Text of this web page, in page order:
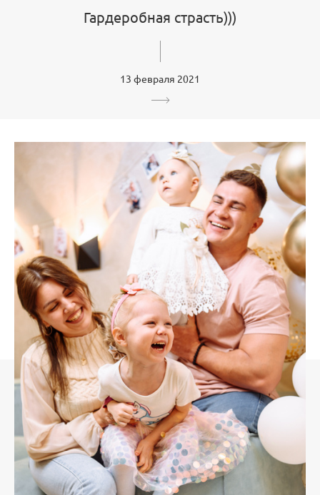
Гардеробная страсть)))
13 февраля 2021